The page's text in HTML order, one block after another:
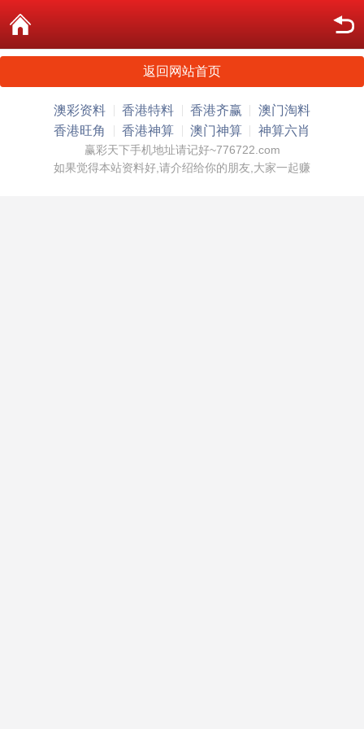
返回网站首页
澳彩资料 香港特料 香港齐赢
澳门淘料
香港旺角
香港神算 澳门神算 神算六肖
赢彩天下手机地址请记好~776722.com
如果觉得本站资料好,请介绍给你的朋友,大家一起赚